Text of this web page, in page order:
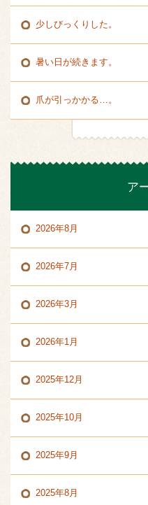
少しびっくりした。
暑い日が続きます。
爪が引っかかる…。
ア
2026年8月
2026年7月
2026年3月
2026年1月
2025年12月
2025年10月
2025年9月
2025年8月